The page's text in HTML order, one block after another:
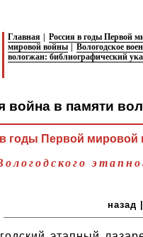
Главная
Россия в годы Первой
мировой войны
Вологодское
вологжан: библиографический
война в памяти
годы Первой мировой
назад